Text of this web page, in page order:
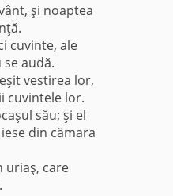
şi noaptea
cuvinte, ale
audă.
vestirea lor,
cuvintele lor.
său; şi el
din cămara
uriaş, care